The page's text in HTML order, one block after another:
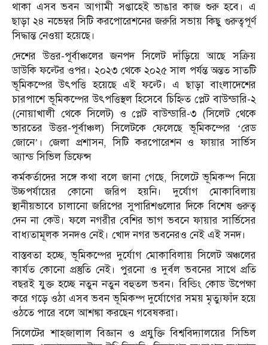
থাকা এসব ভবন আগামী সপ্তাহেই ভাঙার কাজ শুরু হবে। এ
ছাড়া ২৪ নভেম্বর সিটি করপোরেশনের জরুরি সভায় কিছু গুরুত্বপূর্ণ
সিদ্ধান্ত নেওয়া হয়েছে।
দেশের উত্তর-পূর্বাঞ্চলের জনপদ সিলেট দাঁড়িয়ে আছে সক্রিয়
ডাউকি ফল্টের ওপর। ২০২৩ থেকে ২০২৫ সাল পর্যন্ত অন্তত সাতটি
ভূমিকম্পের উৎপত্তি হয়েছে এই ফল্টে। এ ছাড়া বাংলাদেশের
চারপাশে ভূমিকম্পের উৎপত্তিস্থল হিসেবে চিহ্নিত প্লেট বাউন্ডারি-২
(নোয়াখালী থেকে সিলেট) ও প্লেট বাউন্ডারি-৩ (সিলেট থেকে
ভারতের উত্তর-পূর্বাঞ্চল) সিলেটকে ফেলেছে ভূমিকম্পের ‘রেড
জোনে’। জেলা প্রশাসন, সিটি করপোরেশন ও ফায়ার সার্ভিস
অ্যান্ড সিভিল ডিফেন্স
কর্মকর্তাদের সঙ্গে কথা বলে জানা গেছে, সিলেটে ভূমিকম্প নিয়ে
উচ্চপর্যায়ের কোনো জরিপ হয়নি। দুর্যোগ মোকাবিলায়
স্থানীয়ভাবে চালানো জরিপের সুপারিশগুলোর দিকে বিশেষ গুরুত্ব
দেন না কেউ। ফলে নগরীর বেশির ভাগ ভবনে ফায়ার সার্ভিসের
বাধ্যতামূলক সনদও নেই। খোদ নগর ভবনেরও নেই এই সনদ।
বাস্তবতা হচ্ছে, ভূমিকম্পের দুর্যোগ মোকাবিলায় সিলেট অঞ্চলের
কার্যত কোনো প্রস্তুতি নেই। পুরনো ও দুর্বল ভবনের সাথে প্রতি
বছরই যুক্ত হচ্ছে নতুন নতুন বহুতল ভবন। বিল্ডিং কোড উপেক্ষা
করে গড়ে ওঠা এসব ভবন ভূমিকম্প দুর্যোগের সময় মৃত্যুফাঁদ হয়ে
ওঠতে পারে বলে আশঙ্কা করছেন গবেষকরা।
সিলেটের শাহজালাল বিজ্ঞান ও প্রযুক্তি বিশ্ববিদ্যালয়ের সিভিল